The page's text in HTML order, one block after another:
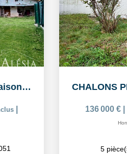
Saint Jean Devant Possesse : maison de charme avec...
136 000 €
5